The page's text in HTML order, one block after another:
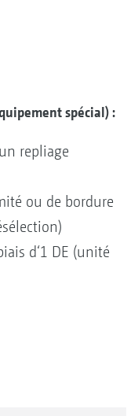
spécial) :
repliage
ou de bordure
d‘1 DE (unité